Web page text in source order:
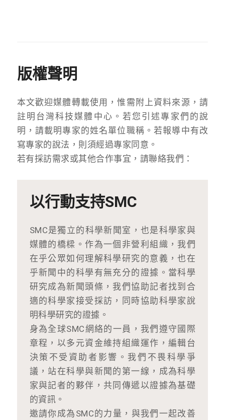
版權聲明
本文歡迎媒體轉載使用，惟需附上資料來源，請
註明台灣科技媒體中心。若您引述專家們的說
明，請載明專家的姓名單位職稱。若報導中有改
寫專家的說法，則須經過專家同意。
若有採訪需求或其他合作事宜，請聯絡我們：
以行動支持SMC
SMC是獨立的科學新聞室，也是科學家與
媒體的橋樑。作為一個非營利組織，我們
在乎公眾如何理解科學研究的意義，也在
乎新聞中的科學有無充分的證據。當科學
研究成為新聞頭條，我們協助記者找到合
適的科學家接受採訪，同時協助科學家說
明科學研究的證據。
身為全球SMC網絡的一員，我們遵守國際
章程，以多元資金維持組織運作，編輯台
決策不受資助者影響。我們不畏科學爭
議，站在科學與新聞的第一線，成為科學
家與記者的夥伴，共同傳遞以證據為基礎
的資訊。
邀請你成為SMC的力量，與我們一起改善